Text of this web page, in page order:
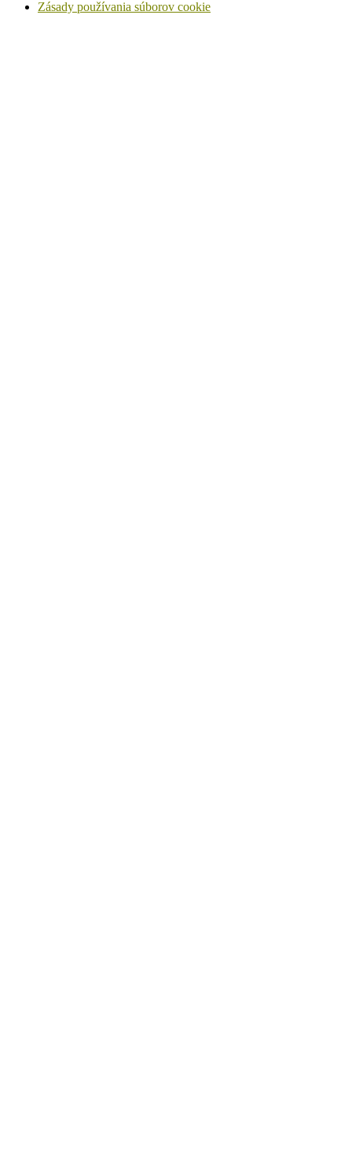
Zásady používania súborov cookie